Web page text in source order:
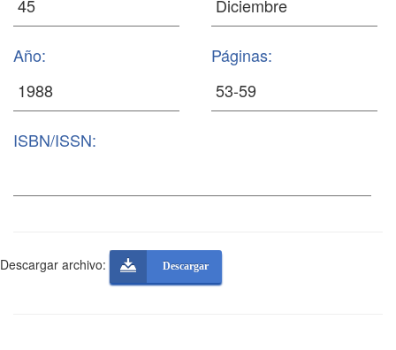
Año: Páginas:
ISBN/ISSN:
Descargar archivo: Descargar